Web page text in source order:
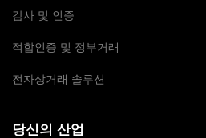
감사 및 인증
적합인증 및 정부거래
전자상거래 솔루션
당신의 산업